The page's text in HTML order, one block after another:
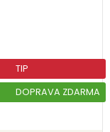
TIP
DOPRAVA ZDARMA